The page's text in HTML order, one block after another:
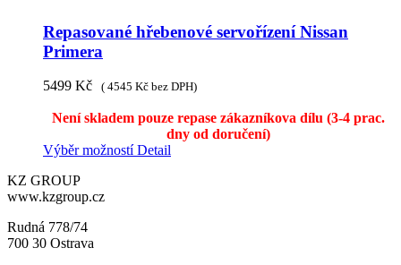
Repasované hřebenové servořízení Nissan
Primera
5499 Kč ( 4545 Kč bez DPH)
Není skladem pouze repase zákazníkova dílu (3-4 prac.
dny od doručení)
Výběr možnostíDetail
KZ GROUP
www.kzgroup.cz
Rudná 778/74
700 30 Ostrava